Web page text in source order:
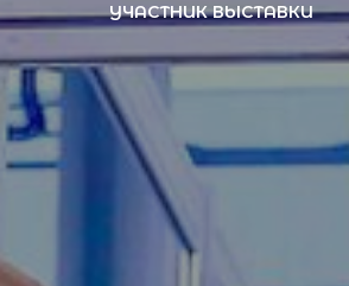
УЧАСТНИК ВЫСТАВКИ